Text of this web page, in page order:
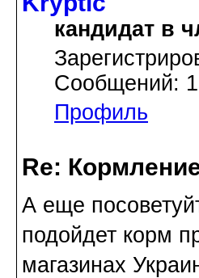
кандидат в
Сообщений:
Профиль
Re:
А еще
подойдет корм
магазинах